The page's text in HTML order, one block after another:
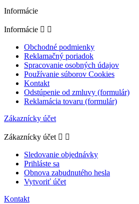
Informácie
Informácie  
Obchodné podmienky
Reklamačný poriadok
Spracovanie osobných údajov
Používanie súborov Cookies
Kontakt
Odstúpenie od zmluvy (formulár)
Reklamácia tovaru (formulár)
Zákaznícky účet
Zákaznícky účet  
Sledovanie objednávky
Prihláste sa
Obnova zabudnutého hesla
Vytvoriť účet
Kontakt